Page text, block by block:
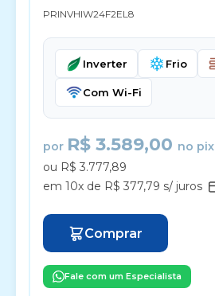
PRINVHIW24F2EL8
Inverter Frio
Com Wi-Fi
por R$ 3.589,00 no pix
ou R$ 3.777,89
em 10x de R$ 377,79 s/ juros
Comprar
Fale com um Especialista